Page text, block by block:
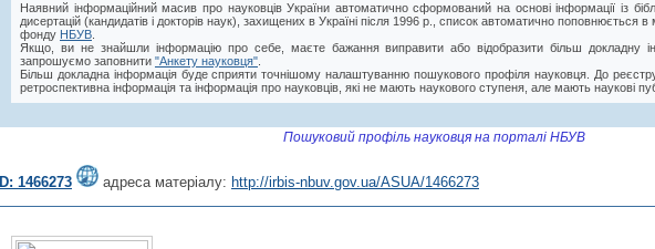
Наявний інформаційний масив про науковців України автоматично сформований на основі інформації із
дисертацій (кандидатів і докторів наук), захищених в Україні після 1996 р., список автоматично поповнюється
фонду НБУВ
Якщо, ви не знайшли інформацію про себе, маєте бажання виправити або відобразити більш докладну
запрошуємо заповнити "Анкету науковця"
Більш докладна інформація буде сприяти точнішому налаштуванню пошукового профіля науковця. До
ретроспективна інформація та інформація про науковців, які не мають наукового ступеня, але мають наукові
Пошуковий профіль науковця на порталі НБУВ
ID: 1466273 адреса матеріалу: http://irbis-nbuv.gov.ua/ASUA/1466273